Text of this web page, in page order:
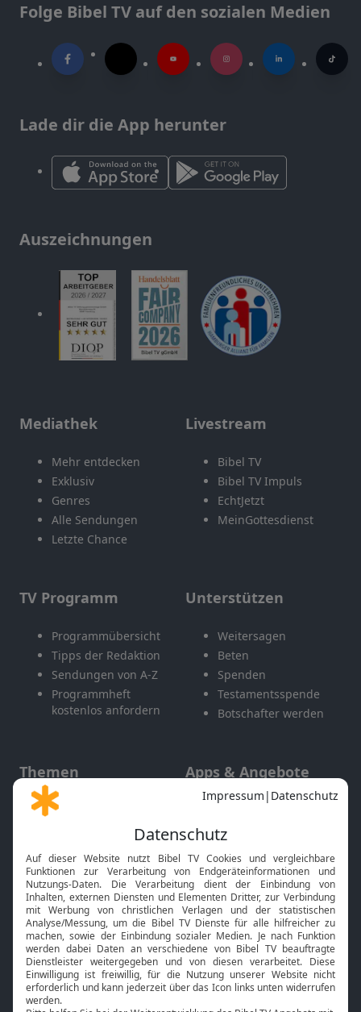
Folge Bibel TV auf den sozialen Medien
Lade dir die App herunter
Auszeichnungen
Mediathek
Mehr entdecken
Exklusiv
Genres
Alle Sendungen
Letzte Chance
Livestream
Bibel TV
Bibel TV Impuls
EchtJetzt
MeinGottesdienst
TV Programm
Programmübersicht
Tipps der Redaktion
Sendungen von A-Z
Programmheft
kostenlos anfordern
Unterstützen
Weitersagen
Beten
Spenden
Testamentsspende
Botschafter werden
Themen
Gott und Bibel erklärt
Neuigkeiten
Apps & Angebote
Mobile App
Smart TV
HbbTV
Bibelthek Online-Bibel
Nächster Gottesdienst
Bibel TV Service